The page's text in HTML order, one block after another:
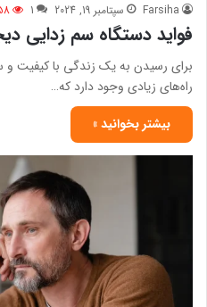
Farsiha سپتامبر 19, 2024 1
فواید دستگاه سم زدایی
برای رسیدن به یک زندگی با کیفیت و
راه‌های زیادی وجود دارد که…
بیشتر بخوانید »